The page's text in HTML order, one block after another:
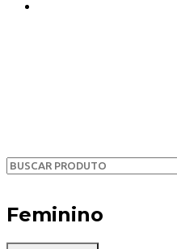
Feminino